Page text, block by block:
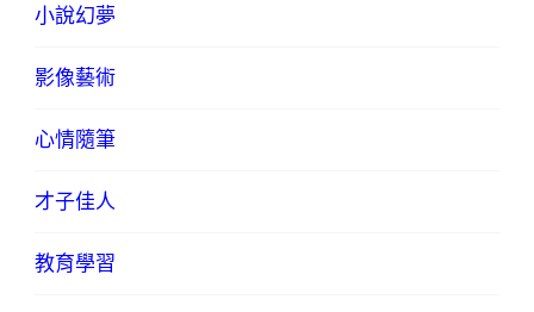
小說幻夢
影像藝術
心情隨筆
才子佳人
教育學習